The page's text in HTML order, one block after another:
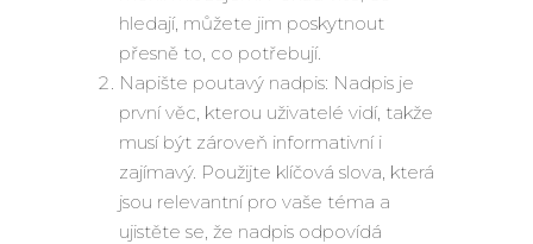
hledají, můžete jim poskytnout
přesně to, co potřebují.
Napište poutavý nadpis: Nadpis je
první věc, kterou uživatelé vidí, takže
musí být zároveň informativní i
zajímavý. Použijte klíčová slova, která
jsou relevantní pro vaše téma a
ujistěte se, že nadpis odpovídá